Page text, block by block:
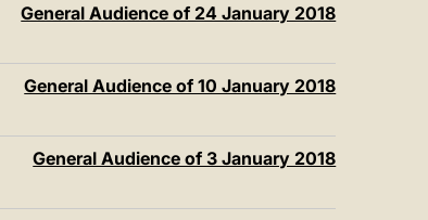
General Audience of 24 January 2018
General Audience of 10 January 2018
General Audience of 3 January 2018